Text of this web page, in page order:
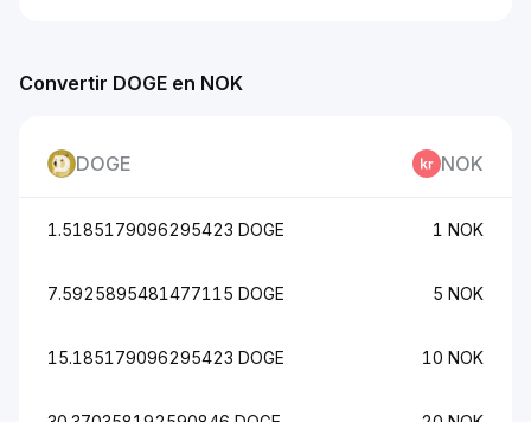
Convertir DOGE en NOK
DOGE NOK
1.5185179096295423 DOGE 1 NOK
7.5925895481477115 DOGE 5 NOK
15.185179096295423 DOGE 10 NOK